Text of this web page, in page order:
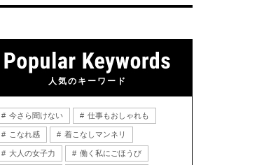
人気のキーワード
今さら聞けない 仕事もおしゃれも
こなれ感 着こなしマンネリ
大人の女子力 働く私にごほうび